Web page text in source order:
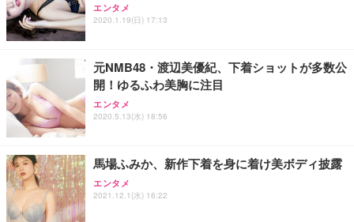
エンタメ
2020.1.19(日) 17:13
元NMB48・渡辺美優紀、下着ショットが多数公
開！ゆるふわ美胸に注目
エンタメ
2020.5.13(水) 18:56
馬場ふみか、新作下着を身に着け美ボディ披露
エンタメ
2021.12.1(水) 16:22